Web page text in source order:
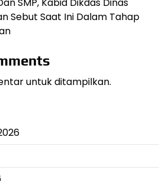
Sebut Saat Ini Dalam Tahap
untuk ditampilkan.